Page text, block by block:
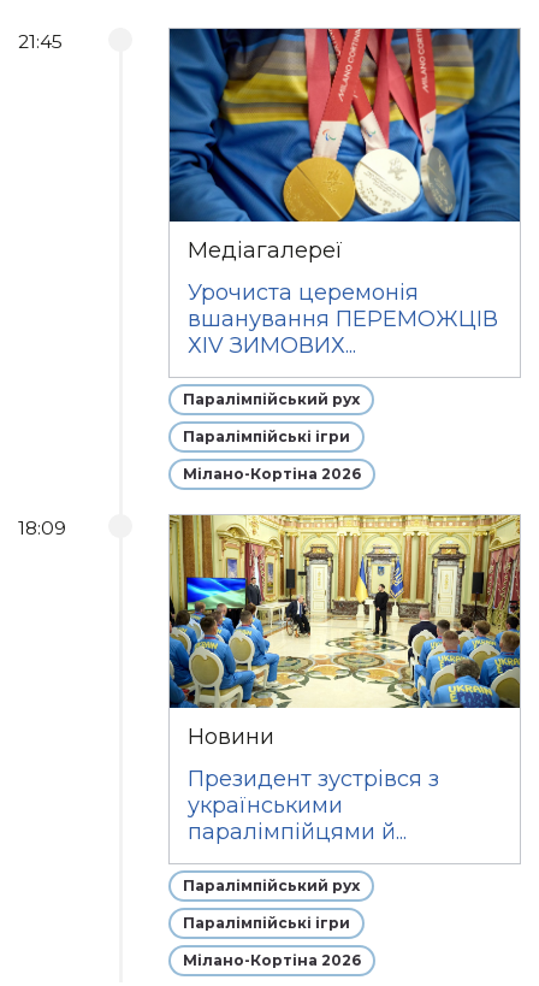
21:45
Медіагалереї
Урочиста церемонія
вшанування ПЕРЕМОЖЦІВ
ХІV ЗИМОВИХ...
Паралімпійський рух
Паралімпійські ігри
Мілано-Кортіна 2026
18:09
Новини
Президент зустрівся з
українськими
паралімпійцями й...
Паралімпійський рух
Паралімпійські ігри
Мілано-Кортіна 2026